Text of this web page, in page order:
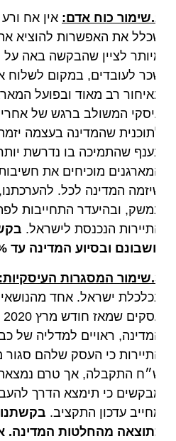
אין אח ורע
לעובדים, במקום לשלוח
רב מאוד ובפועל
המשולב ברגש של אחריות
שהמדינה בעצמה יזמה
שהתמיכה בו נדרשת יותר
מוכיחים את חשיבות
ובהיעדר התחייבות
הנכנסת לישראל.
ובסיוע המדינה עד 60% מכ״א שהעסיקו בסוף 2019 בתנאים של 20% ע״ח המארגנים ו-80% בסיוע המדינה.
ישראל. אחד מהנושאים
ראויים למדליה של כבוד
התקבלה, אך טרם נמצאה
כי תימצא הדרך להעברת
עדכון התקציב.
מהחלטות המדינה. את